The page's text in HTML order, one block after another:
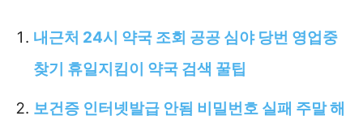
내근처 24시 약국 조회 공공 심야 당번 영업중
찾기 휴일지킴이 약국 검색 꿀팁
보건증 인터넷발급 안됨 비밀번호 실패 주말 해